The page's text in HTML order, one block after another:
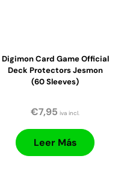
Digimon Card Game Official
Deck Protectors Jesmon
(60 Sleeves)
€7,95 iva incl.
Leer Más